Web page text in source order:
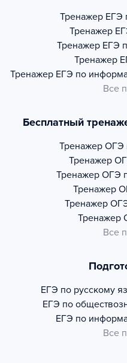
Тренажер ЕГЭ
Тренажер
Тренажер ЕГЭ
Тренажер
Тренажер ЕГЭ по
Все
Бесплатный
Тренажер ОГЭ
Тренажер
Тренажер ОГЭ
Тренажер
Тренажер
Тренажер
Все
ЕГЭ по русскому
ЕГЭ по
ЕГЭ по
Все